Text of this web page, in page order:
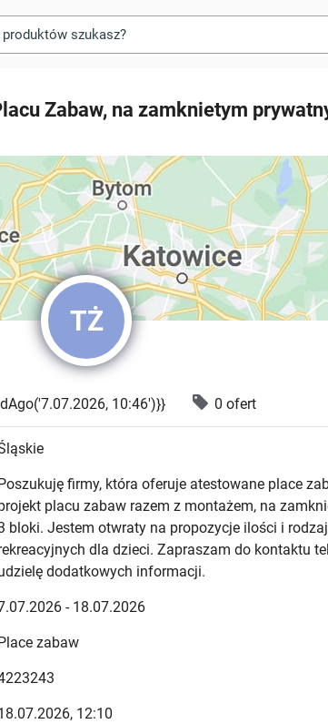
Zabaw, na zamknietym
TŻ
10:46')}} 0 ofert
firmy, która oferuje atestowane place
placu zabaw razem z montażem, na
bloki. Jestem otwraty na propozycje ilości i
dla dzieci. Zapraszam do kontaktu
dodatkowych informacji.
- 18.07.2026
zabaw
12:10